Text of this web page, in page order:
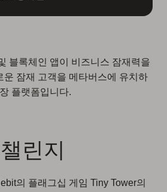
블록체인 앱이 비즈니스 잠재력을
운 잠재 고객을 메타버스에 유치하
플랫폼입니다.
챌린지
의 플래그십 게임 Tiny Tower의